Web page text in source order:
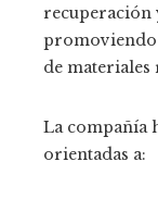
recuperación
promoviendo
de materiales
La compañía
orientadas a: